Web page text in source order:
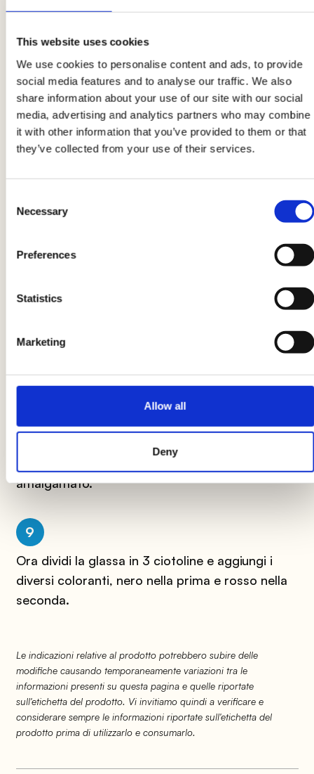
This website uses cookies
We use cookies to personalise content and ads, to provide
social media features and to analyse our traffic. We also
share information about your use of our site with our social
media, advertising and analytics partners who may combine
it with other information that you’ve provided to them or that
they’ve collected from your use of their services.
Selection
Necessary
Preferences
Statistics
Marketing
Allow all
Deny
Distribuisci il composto su una teglia foderata
con carta forno in piccoli mucchietti.
5
Inforna in forno statico a 130°C per circa 35
minuti.
6
Sforna i tuoi Brutti ma Buoni e lasciali
Prepara la glassa montando 30 g di albume con
l’albume sarà ben montato, unisci gradualmente
Continua a lavorare la glassa con le fruste
amalgamato.
9
Ora dividi la glassa in 3 ciotoline e aggiungi i
diversi coloranti, nero nella prima e rosso nella
seconda.
Le indicazioni relative al prodotto potrebbero subire delle
modifiche causando temporaneamente variazioni tra le
informazioni presenti su questa pagina e quelle riportate
sull'etichetta del prodotto. Vi invitiamo quindi a verificare e
considerare sempre le informazioni riportate sull'etichetta del
prodotto prima di utilizzarlo e consumarlo.